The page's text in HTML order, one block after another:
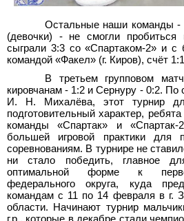
Остальные наши команды -
(девочки) - не смогли пробиться
сыграли 3:3 со «Спартаком-2» и
командой «Факел» (г. Киров), счёт
В третьем групповом
кировчанам - 1:2 и Сернуру - 0:2. По
И. Н. Михалёва, этот турнир
подготовительный характер,
команды «Спартак» и
большей игровой практики для
соревнованиям. В турнире не
ни стало победить, главное
оптимальной форме к
федерального округа, куда
командам с 11 по 14 февраля в г.
области. Начинают турнир
г.р., которые в декабре стали